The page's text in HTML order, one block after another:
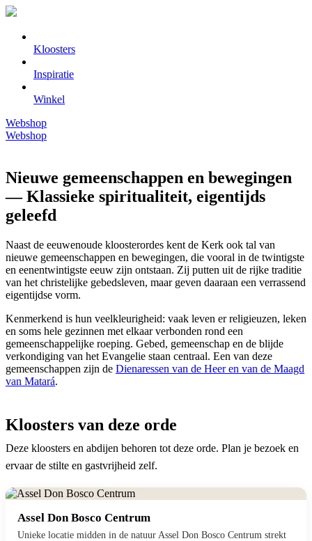
Kloosters
Inspiratie
Winkel
Webshop
Webshop
Nieuwe gemeenschappen en bewegingen
— Klassieke spiritualiteit, eigentijds
geleefd
Naast de eeuwenoude kloosterordes kent de Kerk ook tal van
nieuwe gemeenschappen en bewegingen, die vooral in de twintigste
en eenentwintigste eeuw zijn ontstaan. Zij putten uit de rijke traditie
van het christelijke gebedsleven, maar geven daaraan een verrassend
eigentijdse vorm.
Kenmerkend is hun veelkleurigheid: vaak leven er religieuzen, leken
en soms hele gezinnen met elkaar verbonden rond een
gemeenschappelijke roeping. Gebed, gemeenschap en de blijde
verkondiging van het Evangelie staan centraal. Een van deze
gemeenschappen zijn de Dienaressen van de Heer en van de Maagd
van Matará.
Kloosters van deze orde
Deze kloosters en abdijen behoren tot deze orde. Plan je bezoek en
ervaar de stilte en gastvrijheid zelf.
Assel Don Bosco Centrum
Unieke locatie midden in de natuur Assel Don Bosco Centrum strekt